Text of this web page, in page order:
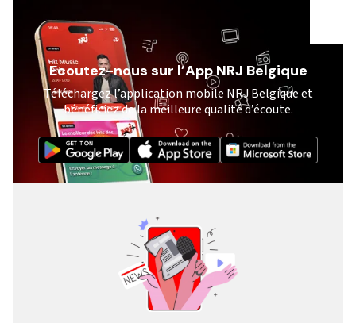
Ecoutez-nous sur l’App NRJ Belgique
Téléchargez l’application mobile NRJ Belgique et
bénéficiez de la meilleure qualité d’écoute.